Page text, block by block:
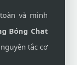
và minh
Bóng Chat
tắc cơ